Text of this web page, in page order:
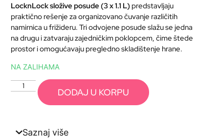
LocknLock složive posude (3 x 1.1 L) predstavljaju
praktično rešenje za organizovano čuvanje različitih
namirnica u frižideru. Tri odvojene posude slažu se jedna
na drugu i zatvaraju zajedničkim poklopcem, čime štede
prostor i omogućavaju pregledno skladištenje hrane.
NA ZALIHAMA
DODAJ U KORPU
Saznaj više